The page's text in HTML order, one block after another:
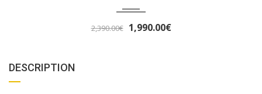
DESCRIPTION